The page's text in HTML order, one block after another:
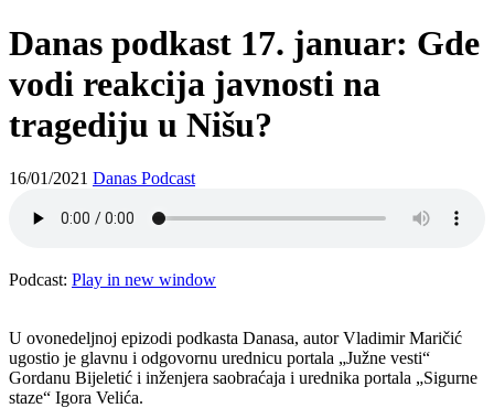
Danas podkast 17. januar: Gde
vodi reakcija javnosti na
tragediju u Nišu?
16/01/2021 Danas Podcast
Podcast: Play in new window
U ovonedeljnoj epizodi podkasta Danasa, autor Vladimir Maričić
ugostio je glavnu i odgovornu urednicu portala „Južne vesti“
Gordanu Bijeletić i inženjera saobraćaja i urednika portala „Sigurne
staze“ Igora Velića.